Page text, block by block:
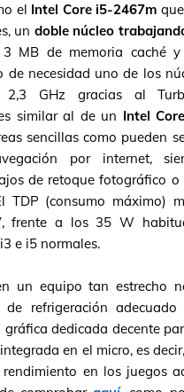
el Intel Core i5-2467m
un doble núcleo
MB de memoria caché
de necesidad uno de los
GHz gracias al
similar al de un Intel
sencillas como pueden
por internet,
de retoque fotográfico o
TDP (consumo máximo)
, frente a los 35 W
e i5 normales.
un equipo tan estrecho
refrigeración adecuado
dedicada decente
en el micro, es
rendimiento en los juegos